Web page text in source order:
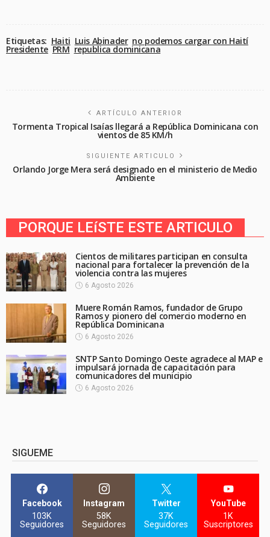
Etiquetas: Haiti Luis Abinader no podemos cargar con Haití
Presidente PRM republica dominicana
ARTÍCULO ANTERIOR
Tormenta Tropical Isaías llegará a República Dominicana con
vientos de 85 KM/h
SIGUIENTE ARTICULO
Orlando Jorge Mera será designado en el ministerio de Medio
Ambiente
PORQUE LEíSTE ESTE ARTICULO
Cientos de militares participan en consulta
nacional para fortalecer la prevención de la
violencia contra las mujeres
6 Agosto 2026
Muere Román Ramos, fundador de Grupo
Ramos y pionero del comercio moderno en
República Dominicana
6 Agosto 2026
SNTP Santo Domingo Oeste agradece al MAP e
impulsará jornada de capacitación para
comunicadores del municipio
6 Agosto 2026
SIGUEME
Facebook
103K
Seguidores
Instagram
58K
Seguidores
Twitter
37K
Seguidores
YouTube
1K
Suscriptores